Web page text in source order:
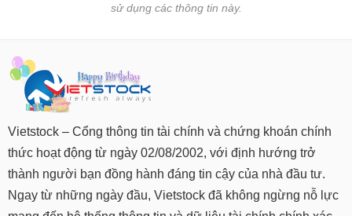
sử dụng các thông tin này.
Vietstock – Cổng thông tin tài chính và chứng khoán chính
thức hoạt động từ ngày 02/08/2002, với định hướng trở
thành người bạn đồng hành đáng tin cậy của nhà đầu tư.
Ngay từ những ngày đầu, Vietstock đã không ngừng nỗ lực